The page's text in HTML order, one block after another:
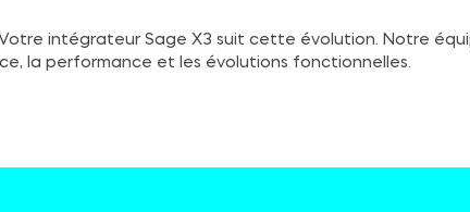
Votre intégrateur Sage X3 suit cette évolution. Notre
la performance et les évolutions fonctionnelles.